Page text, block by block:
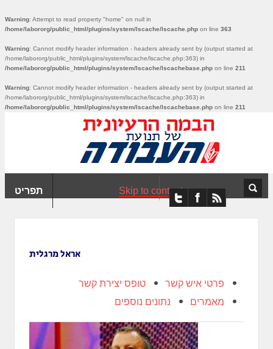
Warning: Attempt to read property "home" on null in
/home/labororg/public_html/plugins/system/lscache/lscache.php on line 363
Warning: Cannot modify header information - headers already sent by (output started at
/home/labororg/public_html/plugins/system/lscache/lscache.php:363) in
/home/labororg/public_html/plugins/system/lscache/lscachebase.php on line 211
Warning: Cannot modify header information - headers already sent by (output started at
/home/labororg/public_html/plugins/system/lscache/lscache.php:363) in
/home/labororg/public_html/plugins/system/lscache/lscachebase.php on line 211
תפריט Skip to content
אראל מרגלית
פרטי איש קשר
טופס יצירת קשר
מאמרים
נתונים נוספים